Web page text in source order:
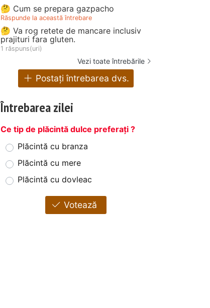
🤔 Cum se prepara gazpacho
Răspunde la această întrebare
🤔 Va rog retete de mancare inclusiv
prajituri fara gluten.
1 răspuns(uri)
Vezi toate întrebările
Postați întrebarea dvs.
Întrebarea zilei
Ce tip de plăcintă dulce preferați ?
Plăcintă cu branza
Plăcintă cu mere
Plăcintă cu dovleac
Votează